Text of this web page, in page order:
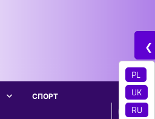
СПОРТ
❮
PL
UK
RU